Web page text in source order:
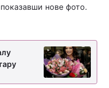
нове фото.